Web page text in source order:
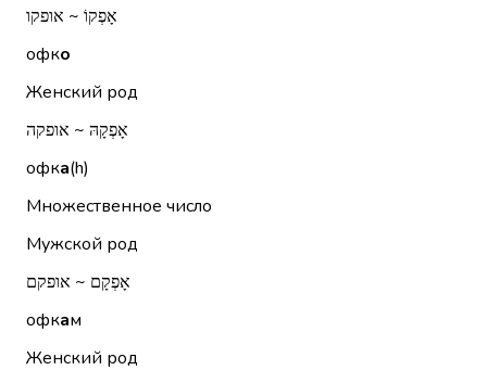
אָפְקוֹ ~ אופקו
офко
Женский род
אָפְקָהּ ~ אופקה
офка(h)
Множественное число
Мужской род
אָפְקָם ~ אופקם
офкам
Женский род